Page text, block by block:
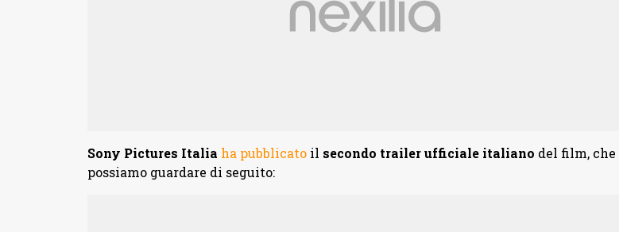
Sony Pictures Italia ha pubblicatoil secondo trailer ufficiale italiano del film, che
possiamo guardare di seguito: